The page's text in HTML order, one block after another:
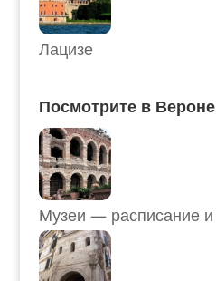
Лацизе
Посмотрите в Вероне